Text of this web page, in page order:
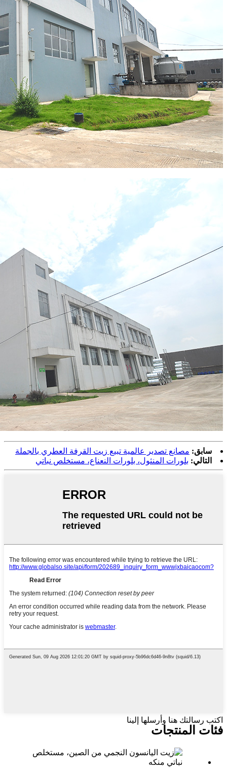
سابق: مصانع تصدير عالمية تبيع زيت القرفة العطري بالجملة
التالي: بلورات المنثول، بلورات النعناع، ​​مستخلص نباتي
اكتب رسالتك هنا وأرسلها إلينا
فئات المنتجات